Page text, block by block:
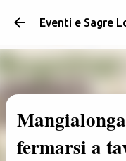
Passa
fermarsi a